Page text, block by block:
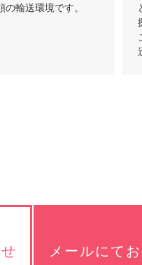
輸送環境です。
メールにて